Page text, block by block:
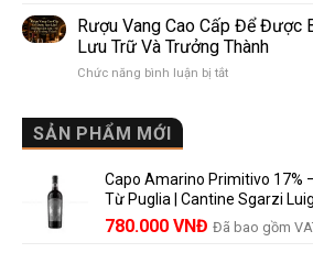
Dễ
Hiểu
Người
khác
nhau
và
vì
lựa
chọn
đáng
en
Bouteille
au
Château
nhãn
rượu
vang
Rượu Vang Cao Cấp Để Được
Lưu Trữ Và Trưởng Thành
Chức năng bình luận bị tắtở
Được
Bao
Lâu?
Hướng
SẢN PHẨM MỚI
Capo Amarino Primitivo 17%
Từ Puglia | Cantine Sgarzi
Giá
780.000 VNĐ Giá
Đã bao gồm